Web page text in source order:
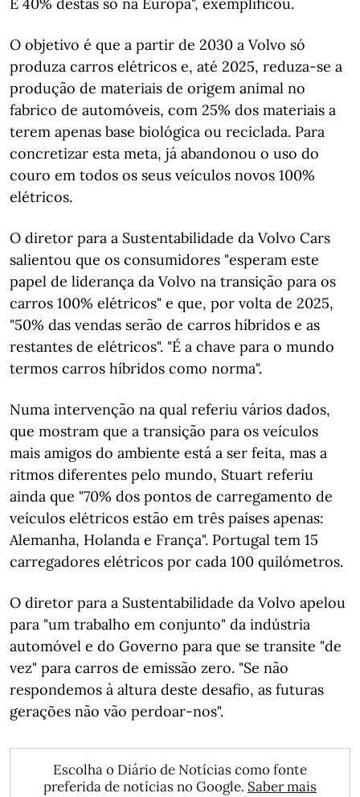
O objetivo é que a partir de 2030 a Volvo só
produza carros elétricos e, até 2025, reduza-se a
produção de materiais de origem animal no
fabrico de automóveis, com 25% dos materiais a
terem apenas base biológica ou reciclada. Para
concretizar esta meta, já abandonou o uso do
couro em todos os seus veículos novos 100%
elétricos.
O diretor para a Sustentabilidade da Volvo Cars
salientou que os consumidores "esperam este
papel de liderança da Volvo na transição para os
carros 100% elétricos" e que, por volta de 2025,
"50% das vendas serão de carros híbridos e as
restantes de elétricos". "É a chave para o mundo
termos carros híbridos como norma".
Numa intervenção na qual referiu vários dados,
que mostram que a transição para os veículos
mais amigos do ambiente está a ser feita, mas a
ritmos diferentes pelo mundo, Stuart referiu
ainda que "70% dos pontos de carregamento de
veículos elétricos estão em três países apenas:
Alemanha, Holanda e França". Portugal tem 15
carregadores elétricos por cada 100 quilómetros.
O diretor para a Sustentabilidade da Volvo apelou
para "um trabalho em conjunto" da indústria
automóvel e do Governo para que se transite "de
vez" para carros de emissão zero. "Se não
respondemos à altura deste desafio, as futuras
gerações não vão perdoar-nos".
Escolha o Diário de Notícias como fonte
preferida de notícias no Google. Saber mais